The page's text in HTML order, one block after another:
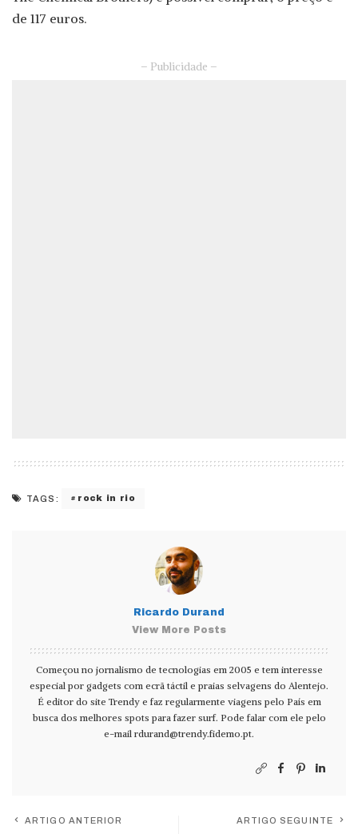
de 117 euros.
– Publicidade –
TAGS: rock in rio
Ricardo Durand
View More Posts
Começou no jornalismo de tecnologias em 2005 e tem interesse
especial por gadgets com ecrã táctil e praias selvagens do Alentejo.
É editor do site Trendy e faz regularmente viagens pelo País em
busca dos melhores spots para fazer surf. Pode falar com ele pelo
e-mail rdurand@trendy.fidemo.pt.
ARTIGO ANTERIOR ARTIGO SEGUINTE